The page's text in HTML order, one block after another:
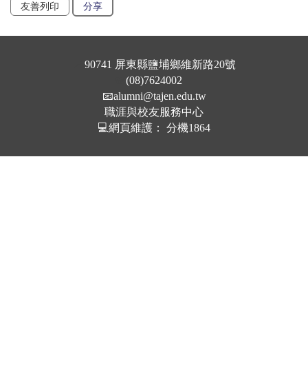
友善列印 分享
90741 屏東縣鹽埔鄉維新路20號
(08)7624002
📧alumni@tajen.edu.tw
職涯與校友服務中心
💻網頁維護： 分機1864